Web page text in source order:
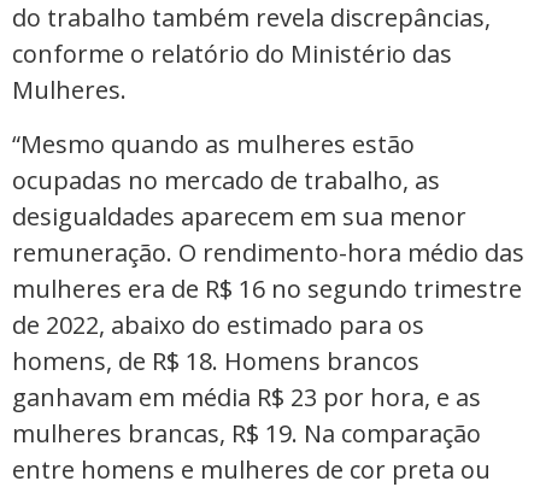
do trabalho também revela discrepâncias,
conforme o relatório do Ministério das
Mulheres.
“Mesmo quando as mulheres estão
ocupadas no mercado de trabalho, as
desigualdades aparecem em sua menor
remuneração. O rendimento-hora médio das
mulheres era de R$ 16 no segundo trimestre
de 2022, abaixo do estimado para os
homens, de R$ 18. Homens brancos
ganhavam em média R$ 23 por hora, e as
mulheres brancas, R$ 19. Na comparação
entre homens e mulheres de cor preta ou